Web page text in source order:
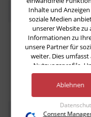
Inhalte und
soziale Medien
unserer Website
Informationen zu
unsere Partner für
weiter. Dies
Nutzungsprofile.
Products) führen
weiteren Daten
im Rahmen Ihrer
(bspw. Nutzungsdaten
Ablehnen
Consent
Beschreibung
HACCP
der Serie Ergogrip
Bewertungen